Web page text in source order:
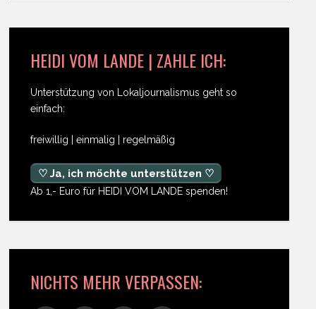
HEIDI VOM LANDE | ZAHLE ICH:
Unterstützung von Lokaljournalismus geht so
einfach:
freiwillig | einmalig | regelmäßig
♡ Ja, ich möchte unterstützen ♡
Ab 1,- Euro für HEIDI VOM LANDE spenden!
NICHTS MEHR VERPASSEN: